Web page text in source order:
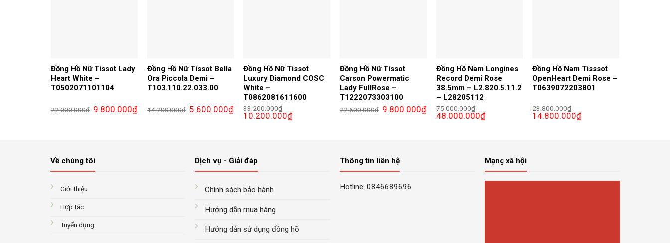
Đồng Hồ Nữ Tissot Lady
Heart White –
T0502071101104
22.000.000₫ Giá
gốc
9.800.000₫Giá
hiện
Đồng Hồ Nữ Tissot Bella
Ora Piccola Demi –
T103.110.22.033.00
14.200.000₫ Giá
gốc
5.600.000₫Giá
hiện
Đồng Hồ Nữ Tissot
Luxury Diamond COSC
White –
T0862081611600
33.200.000₫
Giá
gốc
10.200.000₫Giá
Đồng Hồ Nữ Tissot
Carson Powermatic
Lady FullRose –
T1222073303100
22.600.000₫ Giá
gốc
9.800.000₫Giá
hiện
Đồng Hồ Nam Longines
Record Demi Rose
38.5mm – L2.820.5.11.2
– L28205112
75.000.000₫
Giá
gốc
48.000.000₫Giá
Đồng Hồ Nam Tisssot
OpenHeart Demi Rose –
T0639072203801
23.800.000₫
Giá
gốc
14.800.000₫Giá
Về chúng tôi
Giới thiệu
Hợp tác
Tuyển dụng
Dịch vụ - Giải đáp
Chính sách bảo hành
Hướng dẫnmua hàng
Hướng dẫn sử dụng đồng hồ
Thông tin liên hệ
Hotline: 0846689696
Mạng xã hội